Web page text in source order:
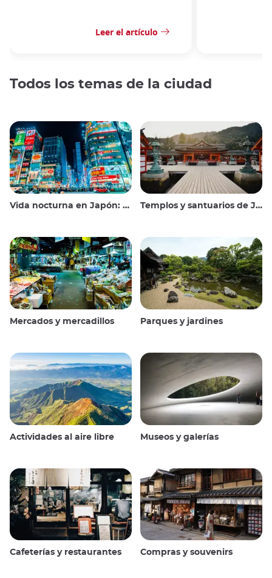
Leer el artículo
Todos los temas de la ciudad
Vida nocturna en Japón: salir, ver y beber Templos y santuarios de Japón
Mercados y mercadillos Parques y jardines
Actividades al aire libre Museos y galerías
Cafeterías y restaurantes Compras y souvenirs